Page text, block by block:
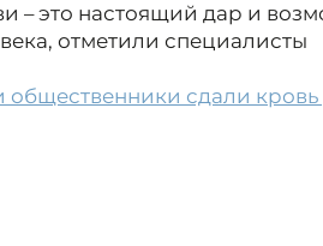
– это настоящий дар и
отметили специалисты
общественники сдали